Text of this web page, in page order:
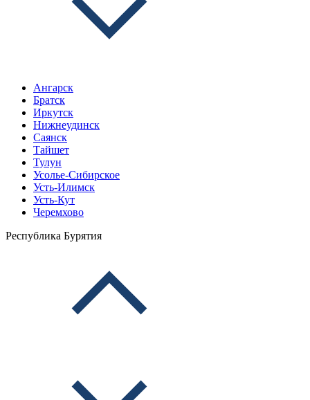
Ангарск
Братск
Иркутск
Нижнеудинск
Саянск
Тайшет
Тулун
Усолье-Сибирское
Усть-Илимск
Усть-Кут
Черемхово
Республика Бурятия